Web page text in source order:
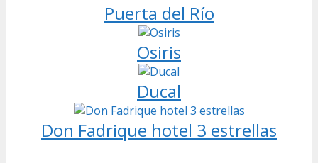
Puerta del Río
Osiris
Ducal
Don Fadrique hotel 3 estrellas